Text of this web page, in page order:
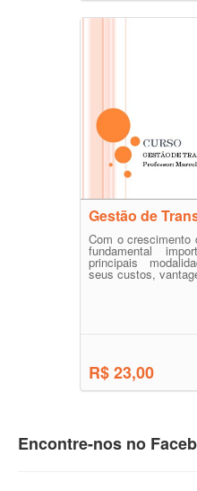
Gestão de
Com o crescimento
fundamental
principais
seus custos,
R$ 23,00
Encontre-nos no